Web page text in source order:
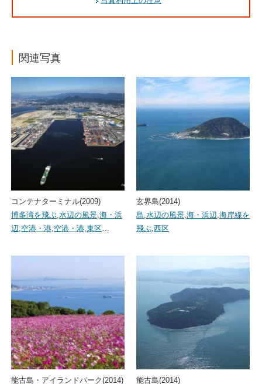
関連写真
コンテナターミナル(2009)
博多湾を飛ぶ,水辺の風景,海・浜
辺,空港・港,空港・港,東区…
玄界島(2014)
島,水辺の風景,海・浜辺,海岸線を
飛ぶ,西区
能古島・アイランドパーク(2014) 能古島(2014)